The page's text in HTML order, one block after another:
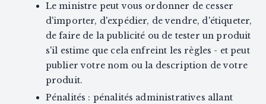
Le ministre peut vous ordonner de cesser
d'importer, d'expédier, de vendre, d'étiqueter,
de faire de la publicité ou de tester un produit
s'il estime que cela enfreint les règles - et peut
publier votre nom ou la description de votre
produit.
Pénalités : pénalités administratives allant